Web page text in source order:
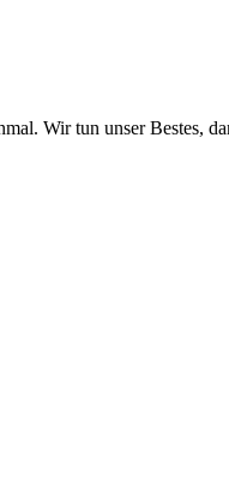
Wir tun unser Bestes,